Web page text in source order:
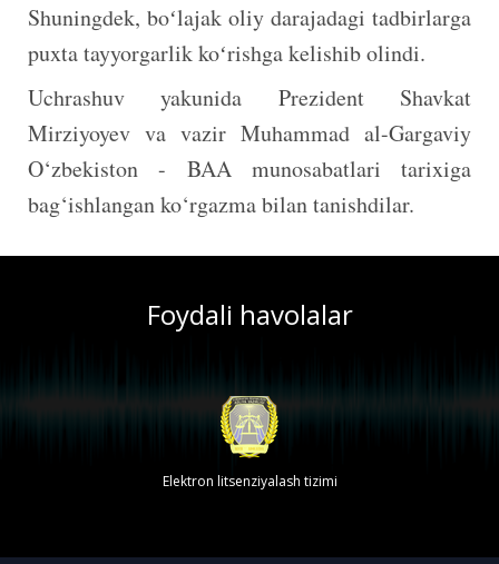
Shuningdek, boʻlajak oliy darajadagi tadbirlarga
puxta tayyorgarlik koʻrishga kelishib olindi.
Uchrashuv yakunida Prezident Shavkat
Mirziyoyev va vazir Muhammad al-Gargaviy
O‘zbekiston - BAA munosabatlari tarixiga
bag‘ishlangan ko‘rgazma bilan tanishdilar.
Foydali havolalar
Elektron litsenziyalash tizimi